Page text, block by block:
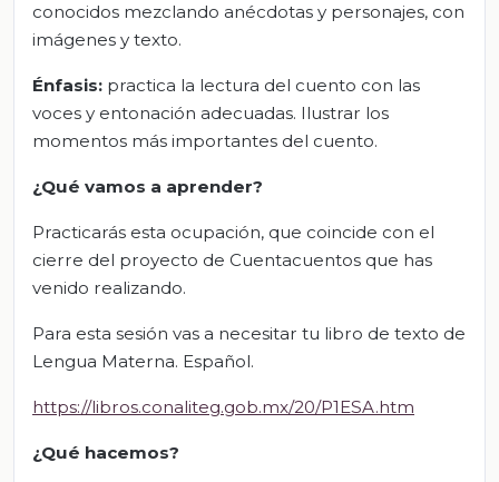
conocidos mezclando anécdotas y personajes, con
imágenes y texto.
Énfasis: practica la lectura del cuento con las
voces y entonación adecuadas. Ilustrar los
momentos más importantes del cuento.
¿Qué vamos a aprender?
Practicarás esta ocupación, que coincide con el
cierre del proyecto de Cuentacuentos que has
venido realizando.
Para esta sesión vas a necesitar tu libro de texto de
Lengua Materna. Español.
https://libros.conaliteg.gob.mx/20/P1ESA.htm
¿Qué hacemos?